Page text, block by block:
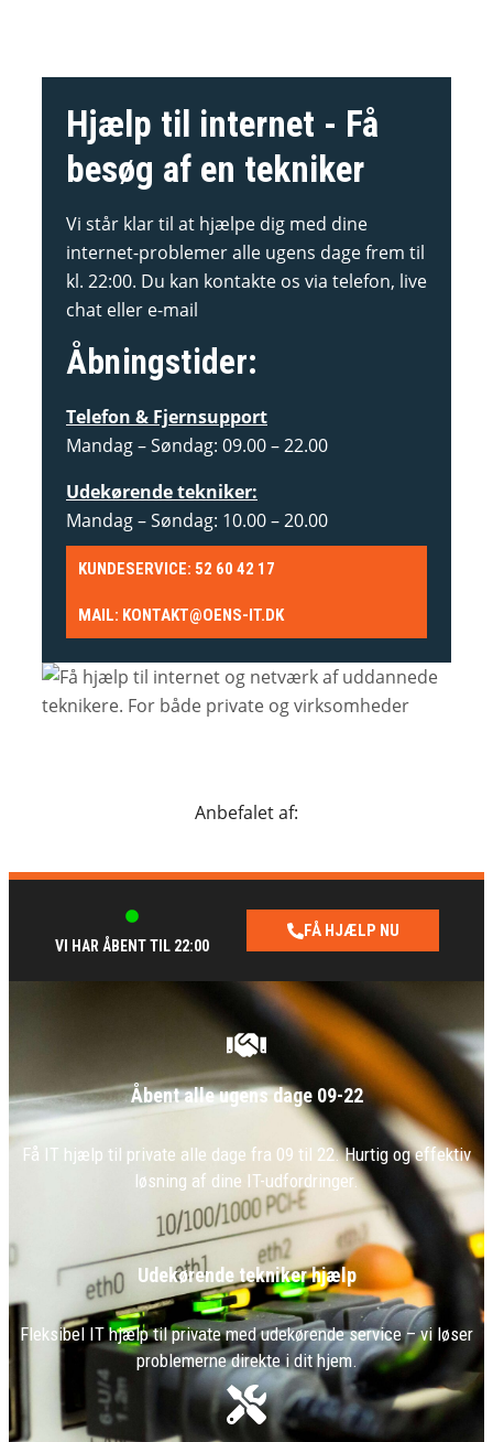
Hjælp til internet - Få
besøg af en tekniker
Vi står klar til at hjælpe dig med dine
internet-problemer alle ugens dage frem til
kl. 22:00. Du kan kontakte os via telefon, live
chat eller e-mail
Åbningstider:
Telefon & Fjernsupport
Mandag – Søndag: 09.00 – 22.00
Udekørende tekniker:
Mandag – Søndag: 10.00 – 20.00
KUNDESERVICE: 52 60 42 17
MAIL: KONTAKT@OENS-IT.DK
Anbefalet af:
VI HAR ÅBENT TIL 22:00
FÅ HJÆLP NU
Åbent alle ugens dage 09-22
Få IT hjælp til private alle dage fra 09 til 22. Hurtig og effektiv
løsning af dine IT-udfordringer.
Udekørende tekniker hjælp
Fleksibel IT hjælp til private med udekørende service – vi løser
problemerne direkte i dit hjem.